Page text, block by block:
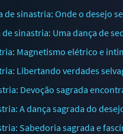
sinastria: Onde o desejo
sinastria: Uma dança de
Magnetismo elétrico e
Libertando verdades
Devoção sagrada
A dança sagrada do
Sabedoria sagrada e